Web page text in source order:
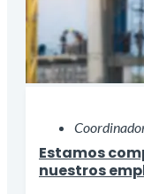
Estamos
nuestros